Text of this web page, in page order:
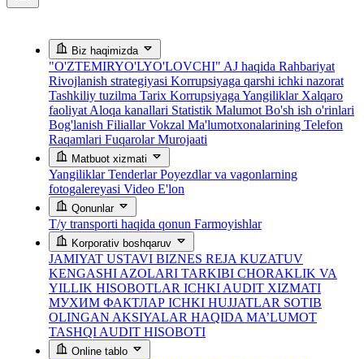
Biz haqimizda
"O'ZTEMIRYO'LYO'LOVCHI" AJ haqida Rahbariyat
Rivojlanish strategiyasi Korrupsiyaga qarshi ichki nazorat
Tashkiliy tuzilma Tarix Korrupsiyaga Yangiliklar Xalqaro
faoliyat Aloqa kanallari Statistik Malumot Bo'sh ish o'rinlari
Bog'lanish FiliallarVokzal Ma'lumotxonalarining Telefon
Raqamlari Fuqarolar Murojaati
Matbuot xizmati
YangiliklarTenderlarPoyezdlar va vagonlarning
fotogalereyasi Video E'lon
Qonunlar
T/y transporti haqida qonun Farmoyishlar
Korporativ boshqaruv
JAMIYAT USTAVI BIZNES REJA KUZATUV
KENGASHI AZOLARI TARKIBI CHORAKLIK VA
YILLIK HISOBOTLAR ICHKI AUDIT XIZMATI
МУХИМ ФАКТЛАР ICHKI HUJJATLAR SOTIB
OLINGAN AKSIYALAR HAQIDA MA’LUMOT
TASHQI AUDIT HISOBOTI
Online tablo